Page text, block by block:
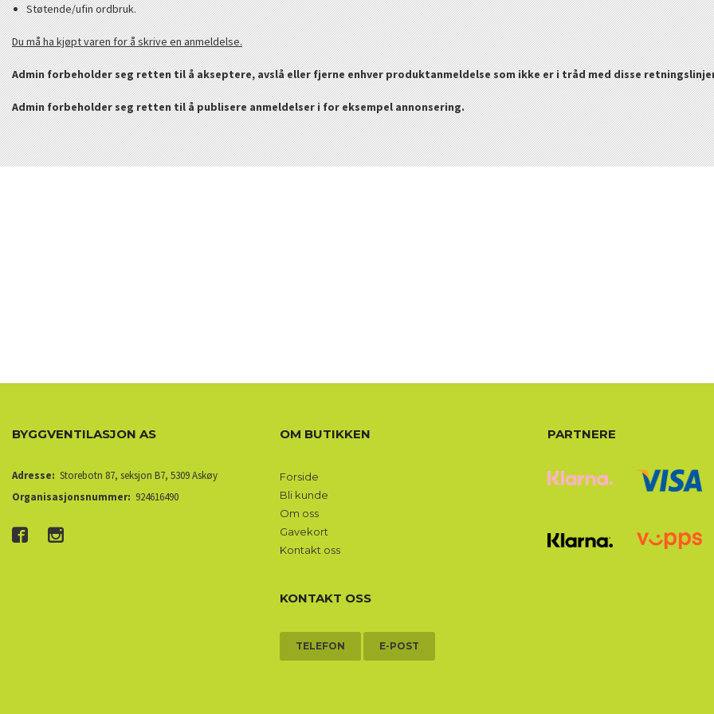
Støtende/ufin ordbruk.
Du må ha kjøpt varen for å skrive en anmeldelse.
Admin forbeholder seg retten til å akseptere, avslå eller fjerne enhver produktanmeldelse som ikke er i tråd med disse
Admin forbeholder seg retten til å publisere anmeldelser i for eksempel annonsering.
BYGGVENTILASJON AS
Adresse: Storebotn 87, seksjon B7, 5309 Askøy
Organisasjonsnummer: 924616490
OM BUTIKKEN
Forside
Bli kunde
Om oss
Gavekort
Kontakt oss
KONTAKT OSS
TELEFON E-POST
PARTNERE